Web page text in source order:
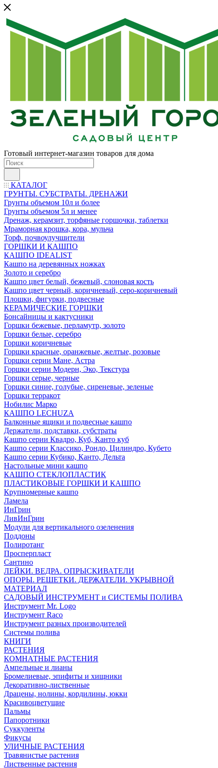
Готовый интернет-магазин товаров для дома
КАТАЛОГ
ГРУНТЫ. СУБСТРАТЫ. ДРЕНАЖИ
Грунты объемом 10л и более
Грунты объемом 5л и менее
Дренаж, керамзит, торфяные горшочки, таблетки
Мраморная крошка, кора, мульча
Торф, почвоулучшители
ГОРШКИ И КАШПО
КАШПО IDEALIST
Кашпо на деревянных ножках
Золото и серебро
Кашпо цвет белый, бежевый, слоновая кость
Кашпо цвет черный, коричневый, серо-коричневый
Плошки, фигурки, подвесные
КЕРАМИЧЕСКИЕ ГОРШКИ
Бонсайницы и кактусники
Горшки бежевые, перламутр, золото
Горшки белые, серебро
Горшки коричневые
Горшки красные, оранжевые, желтые, розовые
Горшки серии Мане, Астра
Горшки серии Модерн, Эко, Текстура
Горшки серые, черные
Горшки синие, голубые, сиреневые, зеленые
Горшки терракот
Нобилис Марко
КАШПО LECHUZA
Балконные ящики и подвесные кашпо
Держатели, подставки, субстраты
Кашпо серии Квадро, Куб, Канто куб
Кашпо серии Классико, Рондо, Цилиндро, Кубето
Кашпо серии Кубико, Канто, Дельта
Настольные мини кашпо
КАШПО СТЕКЛОПЛАСТИК
ПЛАСТИКОВЫЕ ГОРШКИ И КАШПО
Крупномерные кашпо
Ламела
ИнГрин
ЛивИнГрин
Модули для вертикального озеленения
Поддоны
Полиротанг
Просперпласт
Сантино
ЛЕЙКИ. ВЕДРА. ОПРЫСКИВАТЕЛИ
ОПОРЫ. РЕШЕТКИ. ДЕРЖАТЕЛИ. УКРЫВНОЙ
МАТЕРИАЛ
САДОВЫЙ ИНСТРУМЕНТ и СИСТЕМЫ ПОЛИВА
Инструмент Mr. Logo
Инструмент Raco
Инструмент разных производителей
Системы полива
КНИГИ
РАСТЕНИЯ
КОМНАТНЫЕ РАСТЕНИЯ
Ампельные и лианы
Бромелиевые, эпифиты и хищники
Декоративно-лиственные
Драцены, нолины, кордилины, юкки
Красивоцветущие
Пальмы
Папоротники
Суккуленты
Фикусы
УЛИЧНЫЕ РАСТЕНИЯ
Травянистые растения
Лиственные растения